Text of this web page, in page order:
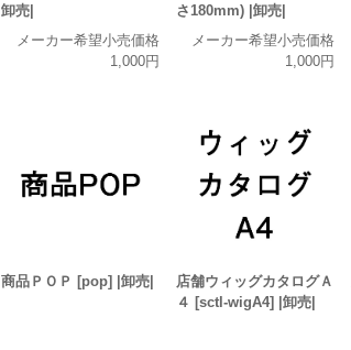
卸売|
メーカー希望小売価格
1,000円
さ180mm) |卸売|
メーカー希望小売価格
1,000円
商品ＰＯＰ [pop] |卸売|
店舗ウィッグカタログＡ
４ [sctl-wigA4] |卸売|